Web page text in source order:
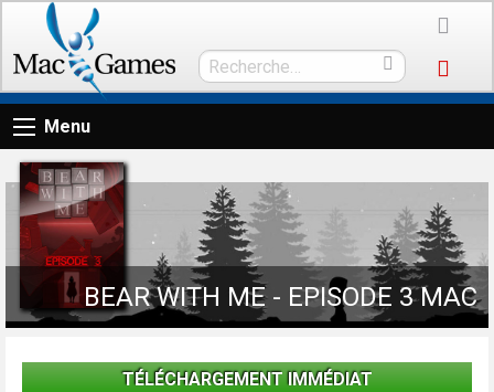
Menu
BEAR WITH ME - EPISODE 3 MAC
TÉLÉCHARGEMENT IMMÉDIAT